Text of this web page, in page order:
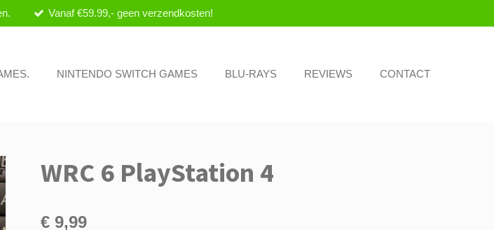
Vanaf €59.99,- geen verzendkosten!
NINTENDO SWITCH GAMES BLU-RAYS REVIEWS CONTACT
WRC 6 PlayStation 4
€ 9,99